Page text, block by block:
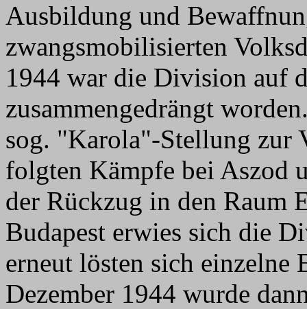
Ausbildung und
zwangsmobilisierten
1944 war die Division auf
zusammengedrängt
sog. "Karola"-Stellung zur
folgten Kämpfe bei Aszod
der Rückzug in den Raum
Budapest erwies sich die
erneut lösten sich
Dezember 1944 wurde